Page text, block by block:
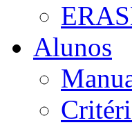
Alunos